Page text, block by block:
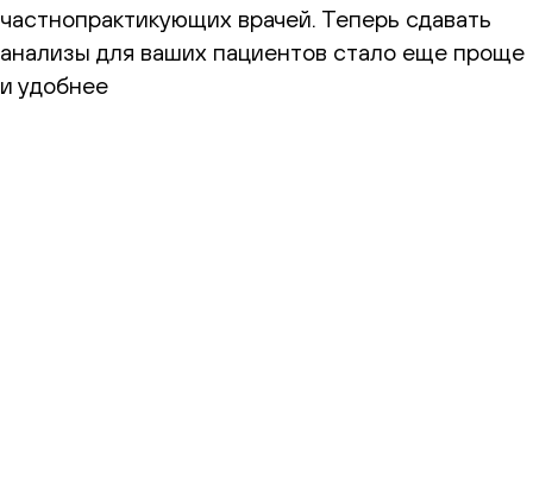
частнопрактикующих врачей. Теперь сдавать
анализы для ваших пациентов стало еще проще
и удобнее